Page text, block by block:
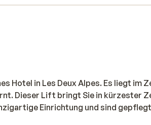
Hotel in Les Deux Alpes. Es liegt im
Dieser Lift bringt Sie in kürzester
Einrichtung und sind
Sauna des Hotels entspannen oder